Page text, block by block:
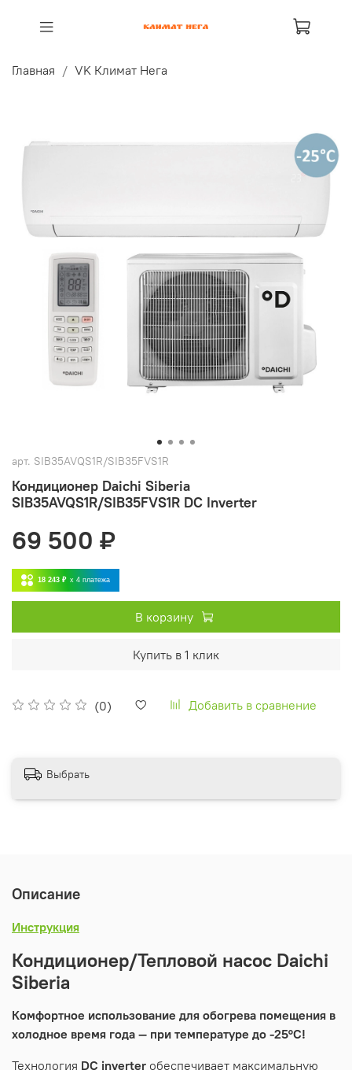
Главная VK Климат Нега
арт. SIB35AVQS1R/SIB35FVS1R
Кондиционер Daichi Siberia
SIB35AVQS1R/SIB35FVS1R DC Inverter
(0) Добавить в сравнение
69 500 ₽
18 243 ₽ x 4 платежа
В корзину
Купить в 1 клик
Выбрать
Описание
Инструкция
Кондиционер/Тепловой насос Daichi
Siberia
Комфортное использование для обогрева помещения в
холодное время года — при температуре до -25°C!
Технология DC inverter обеспечивает максимальную